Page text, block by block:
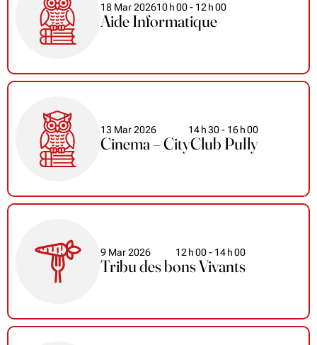
18 Mar 202610h00- 12 h00
Aide Informatique
13 Mar 2026 14h30- 16h00
Cinema – CityClub Pully
9 Mar 2026 12 h00- 14h00
Tribu des bons Vivants